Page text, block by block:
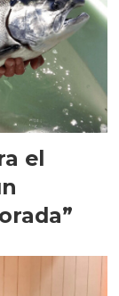
el